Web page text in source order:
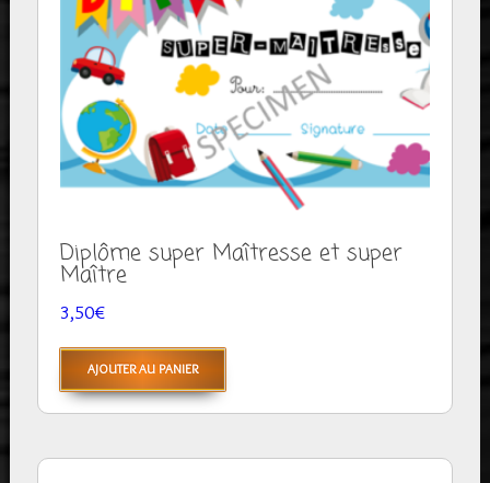
Diplôme super Maîtresse et super
Maître
3,50€
AJOUTER AU PANIER